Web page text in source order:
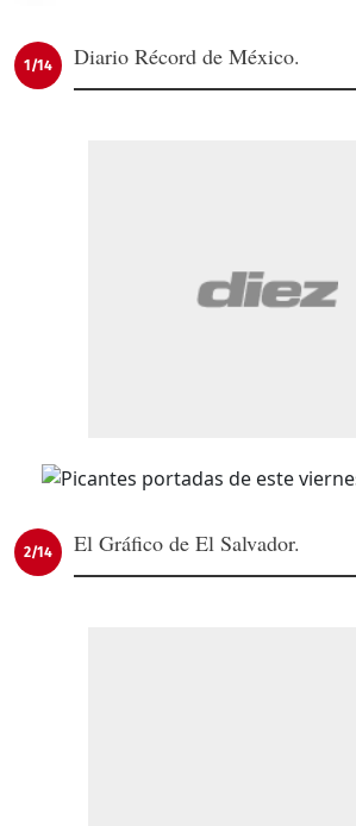
1/14 Diario Récord de México.
2/14 El Gráfico de El Salvador.